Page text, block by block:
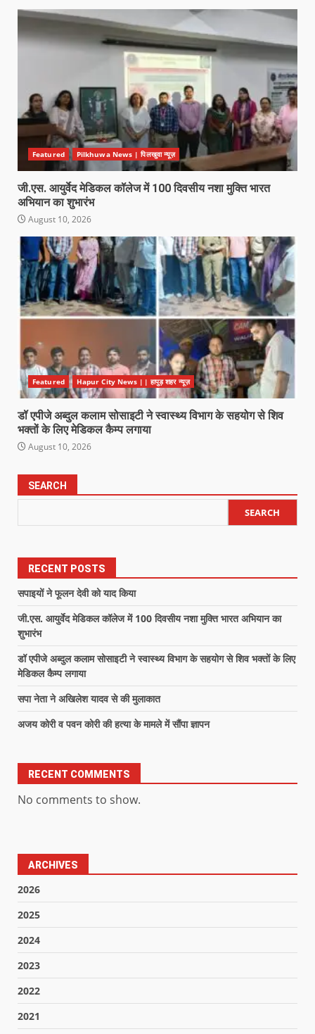
Featured Pilkhuwa News | पिलखुवा न्यूज़
जी.एस. आयुर्वेद मेडिकल कॉलेज में 100 दिवसीय नशा मुक्ति भारत
अभियान का शुभारंभ
August 10, 2026
Featured Hapur City News || हापुड़ शहर न्यूज़
डॉ एपीजे अब्दुल कलाम सोसाइटी ने स्वास्थ्य विभाग के सहयोग से शिव
भक्तों के लिए मेडिकल कैम्प लगाया
August 10, 2026
SEARCH
SEARCH
RECENT POSTS
सपाइयों ने फूलन देवी को याद किया
जी.एस. आयुर्वेद मेडिकल कॉलेज में 100 दिवसीय नशा मुक्ति भारत अभियान का
शुभारंभ
डॉ एपीजे अब्दुल कलाम सोसाइटी ने स्वास्थ्य विभाग के सहयोग से शिव भक्तों के लिए
मेडिकल कैम्प लगाया
सपा नेता ने अखिलेश यादव से की मुलाकात
अजय कोरी व पवन कोरी की हत्या के मामले में सौंपा ज्ञापन
RECENT COMMENTS
No comments to show.
ARCHIVES
2026
2025
2024
2023
2022
2021